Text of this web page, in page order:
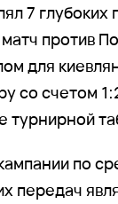
7 глубоких
против
для
со счетом
турнирной
по
передач